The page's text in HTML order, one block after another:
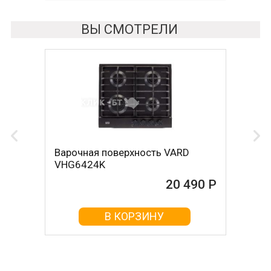
ВЫ СМОТРЕЛИ
Варочная поверхность VARD
VHG6424K
20 490 Р
В КОРЗИНУ